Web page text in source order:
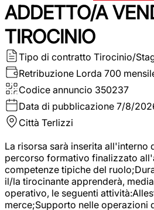
ADDETTO/A
TIROCINIO
Tipo di contratto Tirocinio/
Retribuzione Lorda 700
Codice annuncio 350237
Data di pubblicazione 7/8/
Città Terlizzi
La risorsa sarà inserita all'interno
percorso formativo finalizzato
competenze tipiche del
il/la tirocinante apprenderà,
operativo, le seguenti
merce;Supporto nelle operazioni